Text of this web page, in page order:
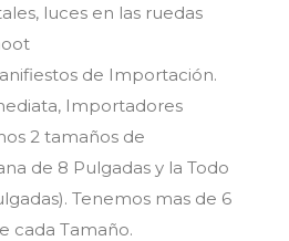
luces en las ruedas
de Importación.
Importadores
2 tamaños de
de 8 Pulgadas y la Todo
Tenemos mas de 6
cada Tamaño.